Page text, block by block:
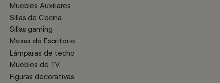
Muebles Auxiliares
Sillas de Cocina
Sillas gaming
Mesas de Escritorio
Lámparas de techo
Muebles de TV
Figuras decorativas